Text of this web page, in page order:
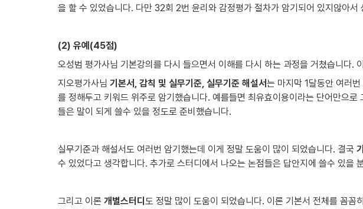
을 할 수 있었습니다. 다만 32회 2번 윤리와 감정평가 절차가 암기되어 있지않아
(2) 유예(45점)
오성범 평가사님 기본강의를 다시 들으면서 이해를 다시 하는 과정을 거쳤습니다.
지오평가사님 기본서, 감칙 및 실무기준, 실무기준 해설서는 마지막 1달동안 여러
를 정해두고 키워드 위주로 암기했습니다. 예를들면 최유효이용이라는 단어만으
들은 말이 되게 쓸수 있을 정도로 준비했습니다.
실무기준과 해설서도 여러번 암기했는데 이게 정말 도움이 많이 되었습니다. 결국
수 있었다고 생각합니다. 추가로 스터디에서 나오는 논점들은 답안지에 쓸수 있을
그리고 이론 개별스터디 도 정말 많이 도움이 되었습니다. 이론 기본서 전체를 꼼꼼